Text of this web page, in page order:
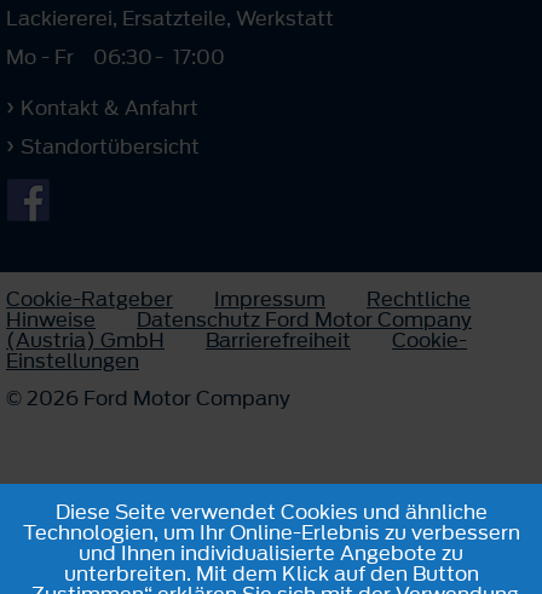
Lackiererei, Ersatzteile, Werkstatt
Mo - Fr
06:30- 17:00
Kontakt & Anfahrt
Standortübersicht
Cookie-Ratgeber Impressum Rechtliche
Hinweise Datenschutz Ford Motor Company
(Austria) GmbH Barrierefreiheit Cookie-
Einstellungen
© 2026 Ford Motor Company
Diese Seite verwendet Cookies und ähnliche
Technologien, um Ihr Online-Erlebnis zu verbessern
und Ihnen individualisierte Angebote zu
unterbreiten. Mit dem Klick auf den Button